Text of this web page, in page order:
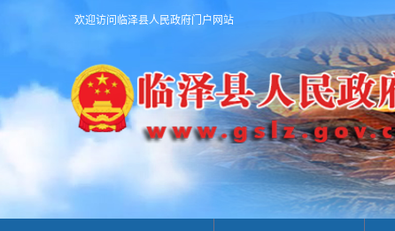
欢迎访问临泽县人民政府门户网站